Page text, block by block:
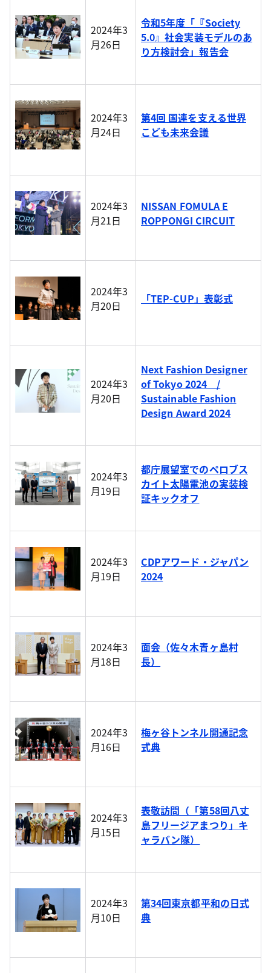
2024年3
月26日
令和5年度「『Society
5.0』社会実装モデルのあ
り方検討会」報告会
2024年3
月24日
第4回 国連を支える世界
こども未来会議
2024年3
月21日
NISSAN FOMULA E
ROPPONGI CIRCUIT
2024年3
月20日
「TEP-CUP」表彰式
2024年3
月20日
Next Fashion Designer
of Tokyo 2024 /
Sustainable Fashion
Design Award 2024
2024年3
月19日
都庁展望室でのペロブス
カイト太陽電池の実装検
証キックオフ
2024年3
月19日
CDPアワード・ジャパン
2024
2024年3
月18日
面会（佐々木青ヶ島村
長）
2024年3
月16日
梅ヶ谷トンネル開通記念
式典
2024年3
月15日
表敬訪問（「第58回八丈
島フリージアまつり」キ
ャラバン隊）
2024年3
月10日
第34回東京都平和の日式
典